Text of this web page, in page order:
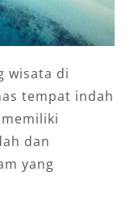
wisata di
tempat indah
dan
yang